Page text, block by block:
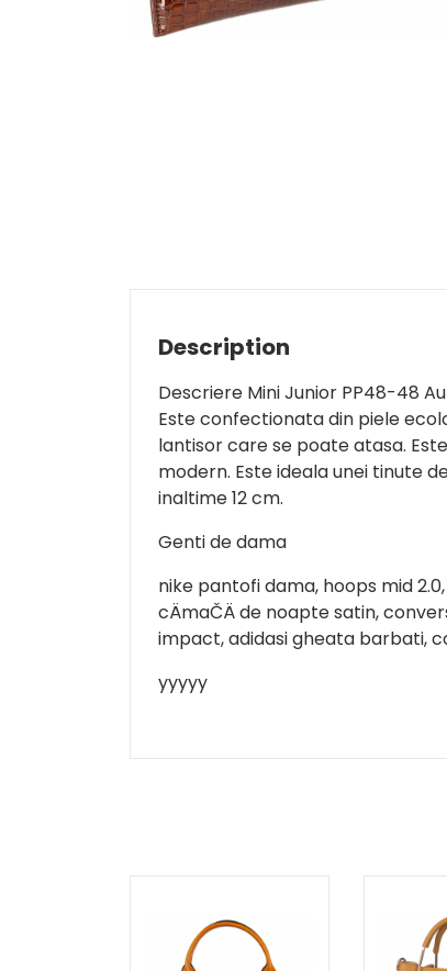
Description
Descriere Mini Junior PP48-48
Este confectionata din piele
lantisor care se poate atasa.
modern. Este ideala unei tinute
inaltime 12 cm.
Genti de dama
nike pantofi dama, hoops mid
cÄmaČÄ de noapte satin,
impact, adidasi gheata barbati,
yyyyy